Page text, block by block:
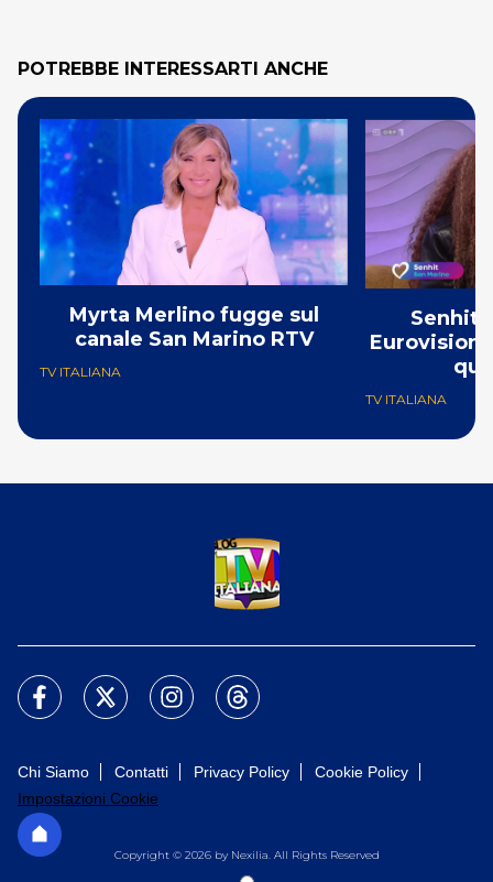
POTREBBE INTERESSARTI ANCHE
Myrta Merlino fugge sul
canale San Marino RTV
TV ITALIANA
Senhit
Eurovision:
TV ITALIANA
Chi Siamo Contatti Privacy Policy
Cookie Policy
Impostazioni Cookie
Copyright © 2026 by Nexilia. All Rights Reserved